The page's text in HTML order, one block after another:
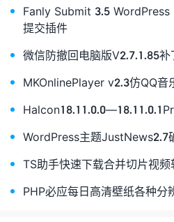
Fanly Submit 3.5
提交插件
微信防撤回电脑版V2.7.1.85补
MKOnlinePlayer v2.3仿QQ音
WordPress主题JustNews2.7
TS助手快速下载合并切片视
PHP必应每日高清壁纸各种分